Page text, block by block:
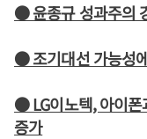
● 윤종규 성과주의
● 조기대선 가능성
● LG이노텍, 아이폰
증가